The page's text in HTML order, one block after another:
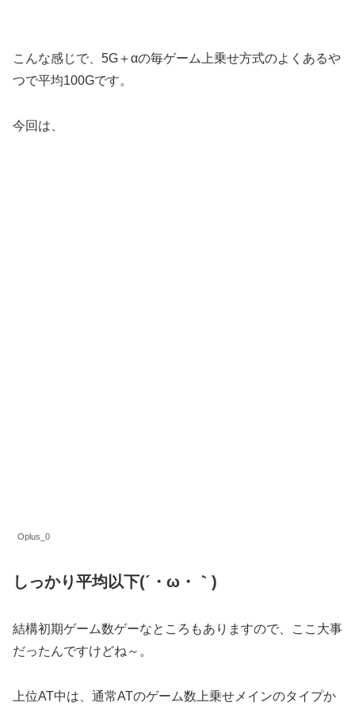
こんな感じで、5G＋αの毎ゲーム上乗せ方式のよくあるや
つで平均100Gです。
今回は、
Oplus_0
しっかり平均以下(´・ω・｀)
結構初期ゲーム数ゲーなところもありますので、ここ大事
だったんですけどね～。
上位AT中は、通常ATのゲーム数上乗せメインのタイプか